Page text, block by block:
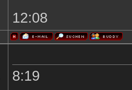
12:08
8:19